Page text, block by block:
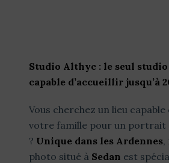
Studio Althyc : le seul
capable d’accueillir jusqu’à
Vous cherchez un lieu
votre famille pour un portrait
? Unique dans les Ardennes,
photo situé à Sedan est